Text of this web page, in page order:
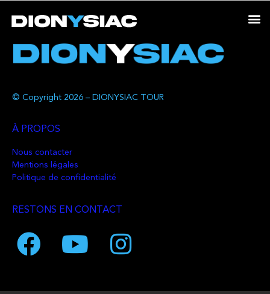
© Copyright 2026 – DIONYSIAC TOUR
À PROPOS
Nous contacter
Mentions légales
Politique de confidentialité
RESTONS EN CONTACT